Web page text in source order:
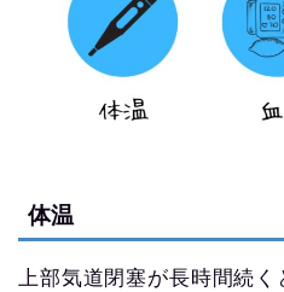
体温
上部気道閉塞が長時間続